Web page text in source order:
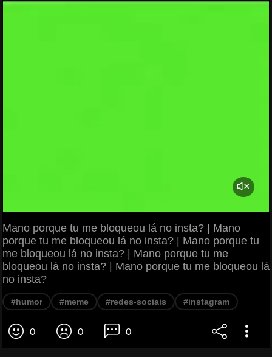
Mano porque tu me bloqueou lá no insta? | Mano
porque tu me bloqueou lá no insta? | Mano porque tu
me bloqueou lá no insta? | Mano porque tu me
bloqueou lá no insta? | Mano porque tu me bloqueou lá
no insta?
#humor #meme #redes-sociais #instagram
0 0 0